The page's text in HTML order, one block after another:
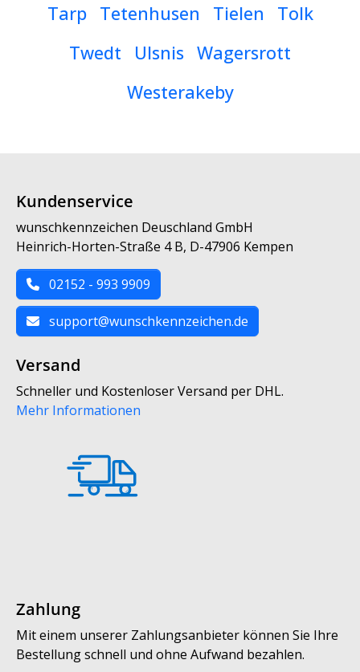
Tarp
Tetenhusen Tielen
Tolk
Twedt
Ulsnis Wagersrott
Westerakeby
Kundenservice
wunschkennzeichen Deuschland GmbH
Heinrich-Horten-Straße 4 B, D-47906 Kempen
02152 - 993 9909
support@wunschkennzeichen.de
Versand
Schneller und Kostenloser Versand per DHL.
Mehr Informationen
Zahlung
Mit einem unserer Zahlungsanbieter können Sie Ihre
Bestellung schnell und ohne Aufwand bezahlen.